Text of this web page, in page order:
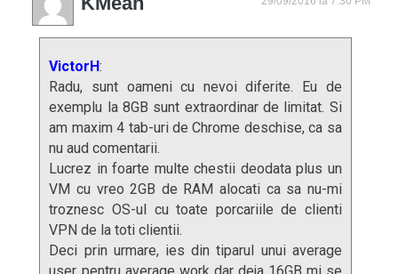
VictorH:
Radu, sunt oameni cu nevoi diferite. Eu de
exemplu la 8GB sunt extraordinar de limitat. Si
am maxim 4 tab-uri de Chrome deschise, ca sa
nu aud comentarii.
Lucrez in foarte multe chestii deodata plus un
VM cu vreo 2GB de RAM alocati ca sa nu-mi
troznesc OS-ul cu toate porcariile de clienti
VPN de la toti clientii.
Deci prin urmare, ies din tiparul unui average